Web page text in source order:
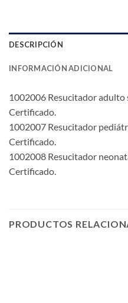
DESCRIPCIÓN
INFORMACIÓN ADICIONAL
1002006 Resucitador adulto
Certificado.
1002007 Resucitador
Certificado.
1002008 Resucitador
Certificado.
PRODUCTOS